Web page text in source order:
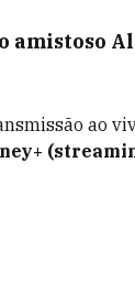
amistoso
ao